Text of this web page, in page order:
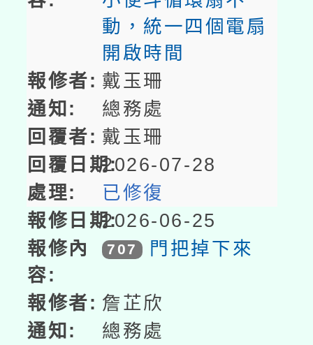
動，統一四個電扇
開啟時間
戴玉珊
總務處
戴玉珊
2026-07-28
已修復
2026-06-25
707 門把掉下來
詹芷欣
總務處